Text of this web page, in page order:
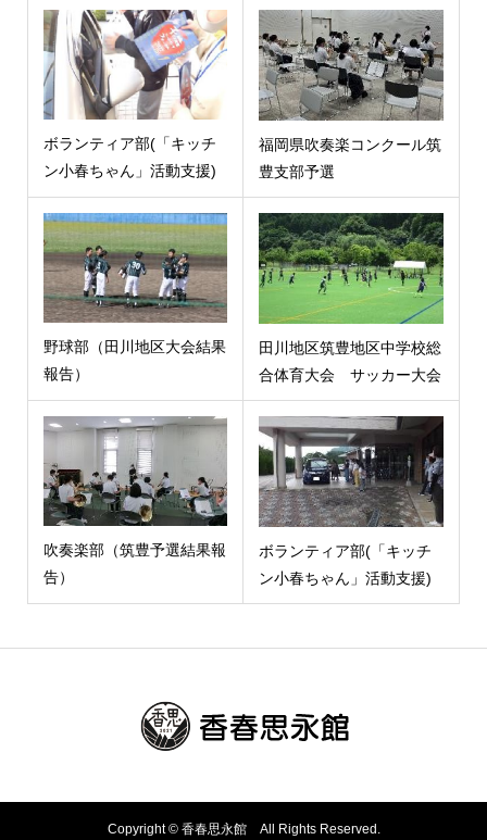
ボランティア部(「キッチ
ン小春ちゃん」活動支援)
福岡県吹奏楽コンクール筑
豊支部予選
野球部（田川地区大会結果
報告）
田川地区筑豊地区中学校総
合体育大会 サッカー大会
吹奏楽部（筑豊予選結果報
告）
ボランティア部(「キッチ
ン小春ちゃん」活動支援)
Copyright © 香春思永館 All Rights Reserved.